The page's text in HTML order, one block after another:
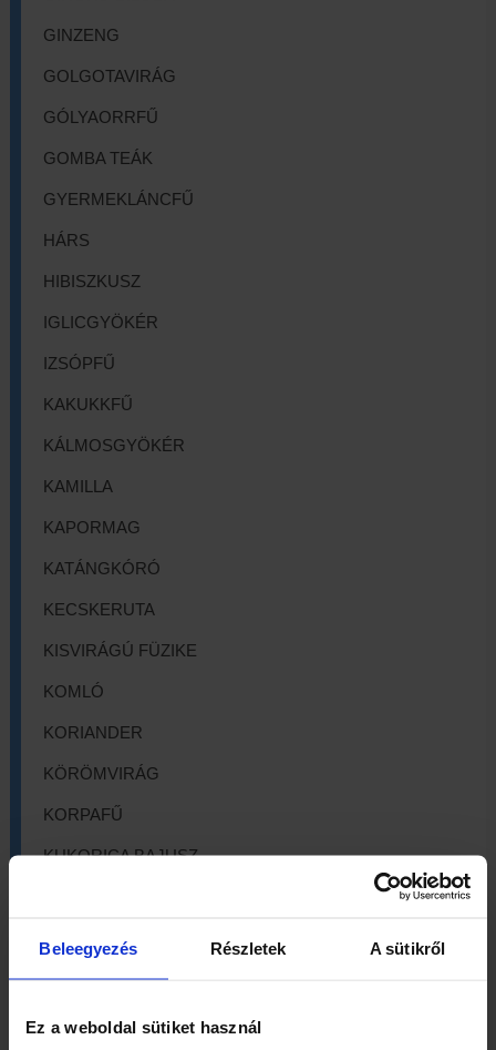
Beleegyezés Részletek A sütikről
Ez a weboldal sütiket használ
GINZENG
GOLGOTAVIRÁG
GÓLYAORRFŰ
GOMBA TEÁK
GYERMEKLÁNCFŰ
HÁRS
HIBISZKUSZ
IGLICGYÖKÉR
IZSÓPFŰ
KAKUKKFŰ
KÁLMOSGYÖKÉR
KAMILLA
KAPORMAG
KATÁNGKÓRÓ
KECSKERUTA
KISVIRÁGÚ FÜZIKE
KOMLÓ
KORIANDER
KÖRÖMVIRÁG
KORPAFŰ
KUKORICA BAJUSZ
LESTYÁNGYÖKÉR
LEVENDULA
LÓSÓSKA